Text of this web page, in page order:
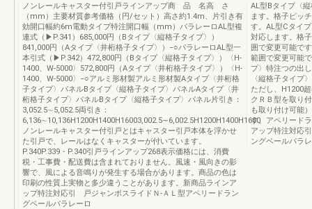
ノンレールキャスター付引戸ラインアップ商 品 名高 さ
（mm）主要材質参考価格（円/セット）高さ約1.4m、片引き有
効開口幅約6m電動タイプ特注開口幅（mm）パラレーロAL型複
連式（▶P.341）685,000円（Bタイプ〈縦格子タイプ〉）
841,000円（Aタイプ〈井桁格子タイプ〉）−○パラレーロAL型一
本引式（▶P.342）472,800円（Bタイプ〈縦格子タイプ〉）〈H-
1400、W-5000〉572,800円（Aタイプ〈井桁格子タイプ〉）〈H-
1400、W-5000〉−○アルミ形材製アルミ形材製Aタイプ〈井桁格
子タイプ〉パネルBタイプ〈縦格子タイプ〉パネルAタイプ〈井
桁格子タイプ〉パネルBタイプ〈縦格子タイプ〉パネル片引き：
3,052.5∼5,052.5両引き：
6,136∼10,136H1200H1400H16003,002.5∼6,002.5H1200H1400H1600
ノンレールキャスター付引戸とはキャスター引戸本体を浮かせ
た引戸で、レールはなくキャスターが付いています。
P.340P.339・P.340引戸ラインアップ268表示価格には、消費
税・工事費・配送費は含まれておりません。風速・風向きの影
響で、風による音鳴りが発生する場合があります。商品の色は
印刷の性質上実物と多少違うことがあります。新商品ラインア
ップ特注対応引 戸ジャンボスライドＮ-ＡＬ型アペリードラン
グベールパラレーロ
AL型Bタイプ〈
ます。格子ピッ
す。AL型Cタイ
対応します。格
囲で変更可能で
範囲で変更可能
プ〉特注つの出
〈縦格子タイプ
ただし、H1200
クＲＢ型を取り
も取り付け可能
す。アペリード
アップ特注対応
ングベールパラ